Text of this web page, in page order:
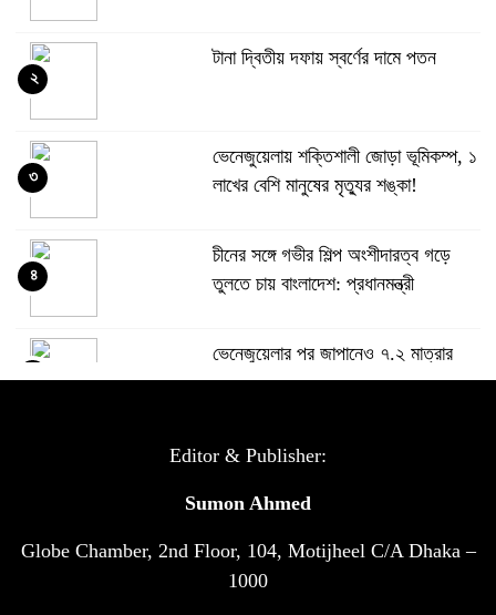
টানা দ্বিতীয় দফায় স্বর্ণের দামে পতন
২
ভেনেজুয়েলায় শক্তিশালী জোড়া ভূমিকম্প, ১
লাখের বেশি মানুষের মৃত্যুর শঙ্কা!
৩
চীনের সঙ্গে গভীর শিল্প অংশীদারত্ব গড়ে
তুলতে চায় বাংলাদেশ: প্রধানমন্ত্রী
৪
ভেনেজুয়েলার পর জাপানেও ৭.২ মাত্রার
শক্তিশালী ভূমিকম্প
টানা ৩ ম্যাচে গোল ভিনির, ইতিহাস বলছে
সরকারি ৩শ কেজি বই বিক্রির অভিযোগ
মাদ্রাসা সুপারের বিরুদ্ধে
Editor & Publisher:
Sumon Ahmed
Globe Chamber, 2nd Floor, 104, Motijheel C/A Dhaka –
1000